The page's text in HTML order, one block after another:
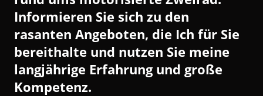
Informieren Sie sich zu den
rasanten Angeboten, die Ich für Sie
bereithalte und nutzen Sie meine
langjährige Erfahrung und große
Kompetenz.